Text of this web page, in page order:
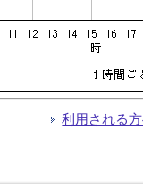
利用される